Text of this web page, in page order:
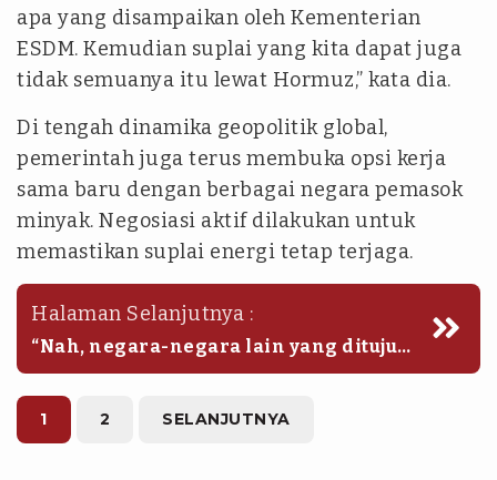
apa yang disampaikan oleh Kementerian
ESDM. Kemudian suplai yang kita dapat juga
tidak semuanya itu lewat Hormuz,” kata dia.
Di tengah dinamika geopolitik global,
pemerintah juga terus membuka opsi kerja
sama baru dengan berbagai negara pemasok
minyak. Negosiasi aktif dilakukan untuk
memastikan suplai energi tetap terjaga.
Halaman Selanjutnya :
“Nah, negara-negara lain yang dituju
tentu saja kemarin Rusia, dan saya kira
juga merupakan satu alternatif yang
strategis ya. Kemudian beberapa
negara juga di Pertamina saya kira
1 2 SELANJUTNYA